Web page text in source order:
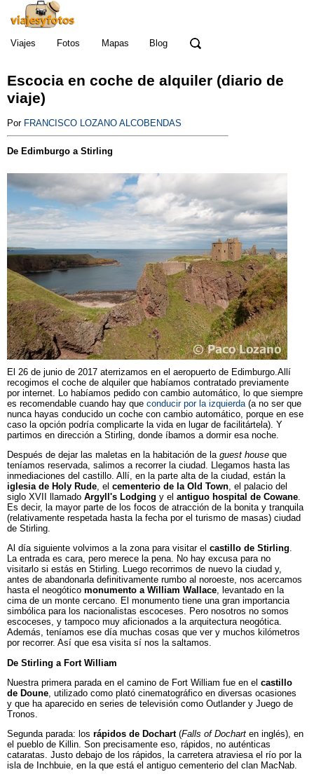
Viajes Fotos Mapas Blog
Escocia en coche de alquiler (diario de
viaje)
Por FRANCISCO LOZANO ALCOBENDAS
De Edimburgo a Stirling
El 26 de junio de 2017 aterrizamos en el aeropuerto de Edimburgo.Allí
recogimos el coche de alquiler que habíamos contratado previamente
por internet. Lo habíamos pedido con cambio automático, lo que siempre
es recomendable cuando hay que conducir por la izquierda (a no ser que
nunca hayas conducido un coche con cambio automático, porque en ese
caso la opción podría complicarte la vida en lugar de facilitártela). Y
partimos en dirección a Stirling, donde íbamos a dormir esa noche.
Después de dejar las maletas en la habitación de la guest house que
teníamos reservada, salimos a recorrer la ciudad. Llegamos hasta las
inmediaciones del castillo. Allí, en la parte alta de la ciudad, están la
iglesia de Holy Rude , el cementerio de la Old Town , el palacio del
siglo XVII llamado Argyll's Lodging y el antiguo hospital de Cowane
Es decir, la mayor parte de los focos de atracción de la bonita y tranquila
(relativamente respetada hasta la fecha por el turismo de masas) ciudad
de Stirling.
Al día siguiente volvimos a la zona para visitar el castillo de Stirling.
La entrada es cara, pero merece la pena. No hay excusa para no
visitarlo si estás en Stirling. Luego recorrimos de nuevo la ciudad y,
antes de abandonarla definitivamente rumbo al noroeste, nos acercamos
hasta el neogótico monumento a William Wallace, levantado en la
cima de un monte cercano. El monumento tiene una gran importancia
simbólica para los nacionalistas escoceses. Pero nosotros no somos
escoceses, y tampoco muy aficionados a la arquitectura neogótica.
Además, teníamos ese día muchas cosas que ver y muchos kilómetros
por recorrer. Así que esa visita sí nos la saltamos.
De Stirling a Fort William
Nuestra primera parada en el camino de Fort William fue en el castillo
de Doune , utilizado como plató cinematográfico en diversas ocasiones
y que ha aparecido en series de televisión como Outlander y Juego de
Tronos.
Segunda parada: los rápidos de Dochart(Falls of Dochart en inglés), en
el pueblo de Killin. Son precisamente eso, rápidos, no auténticas
cataratas. Justo debajo de los rápidos, la carretera atraviesa el río por la
isla de Inchbuie, en la que está el antiguo cementerio del clan MacNab.